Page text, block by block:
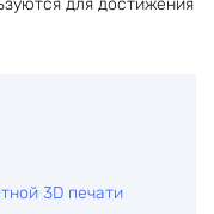
для достижения
3D печати